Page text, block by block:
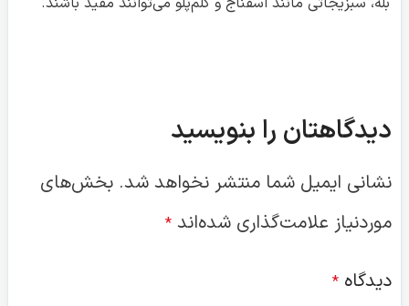
نشانی ایمیل شما منتشر نخواهد شد. بخش‌های